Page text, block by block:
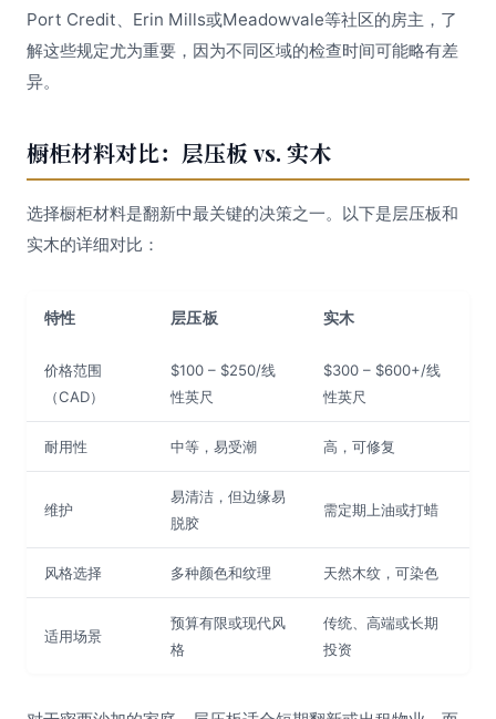
Port Credit、Erin Mills或Meadowvale等社区的房主，了
解这些规定尤为重要，因为不同区域的检查时间可能略有差
异。
橱柜材料对比：层压板 vs. 实木
选择橱柜材料是翻新中最关键的决策之一。以下是层压板和
实木的详细对比：
特性 层压板 实木
价格范围
（CAD）
$100 – $250/线
性英尺
$300 – $600+/线
性英尺
耐用性 中等，易受潮 高，可修复
维护
易清洁，但边缘易
脱胶
需定期上油或打蜡
风格选择 多种颜色和纹理 天然木纹，可染色
适用场景
预算有限或现代风
格
传统、高端或长期
投资